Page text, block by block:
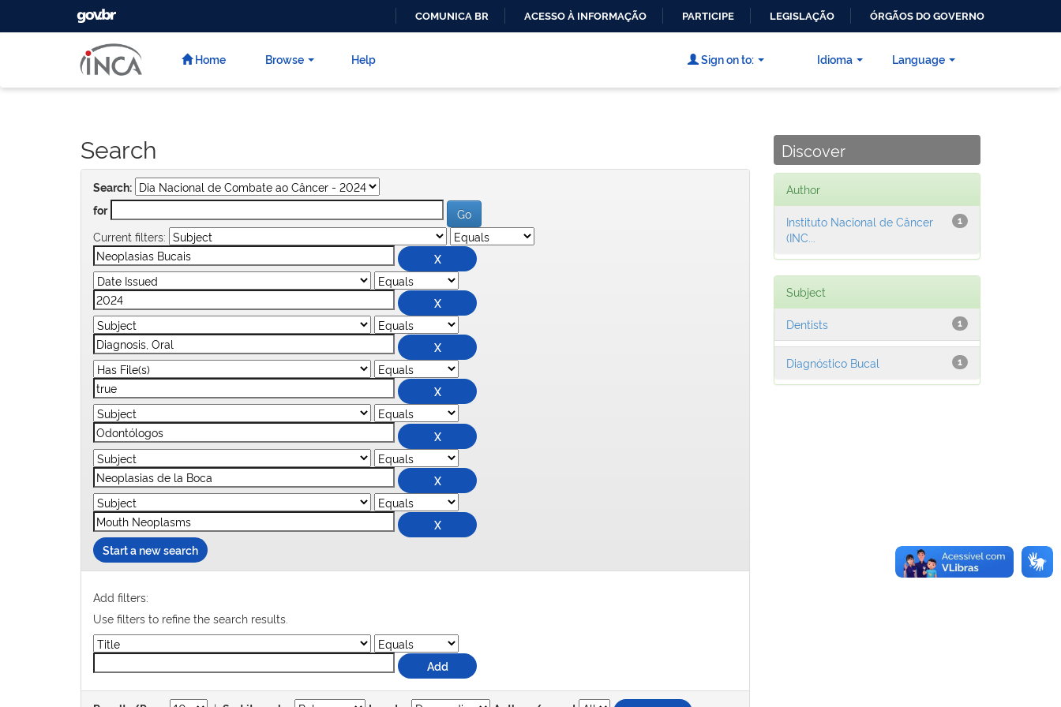
CONTEÚDO
GOVBR
COMUNICA BR ACESSO À INFORMAÇÃO PARTICIPE LEGISLAÇÃO ÓRGÃOS DO GOVERNO
Home Browse Help Language
Sign on to: Idioma
Search
Search:
for
Current filters:
Start a new search
Add filters:
Use filters to refine the search results.
Discover
Author
1
Instituto Nacional de Câncer
(INC...
Subject
1
Dentists
1
Diagnóstico Bucal